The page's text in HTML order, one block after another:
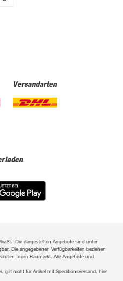
Versandarten
Die dargestellten Angebote sind unter
Die angegebenen Verfügbarkeiten beziehen
toom Baumarkt. Alle Angebote und
gilt nicht für Artikel mit Speditionsversand, hier